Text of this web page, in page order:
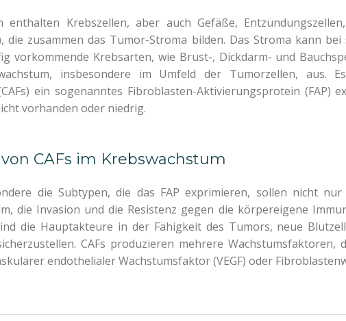
enthalten Krebszellen, aber auch Gefäße,
die zusammen das Tumor-Stroma bilden. Das Stroma kann
vorkommende Krebsarten, wie Brust-, Dickdarm- und
insbesondere im Umfeld der Tumorzellen, aus.
ein sogenanntes Fibroblasten-Aktivierungsprotein (FAP)
vorhanden oder niedrig.
CAFs im Krebswachstum
die Subtypen, die das FAP exprimieren, sollen nicht
die Invasion und die Resistenz gegen die körpereigene
die Hauptakteure in der Fähigkeit des Tumors, neue
CAFs produzieren mehrere
endothelialer Wachstumsfaktor (VEGF) oder